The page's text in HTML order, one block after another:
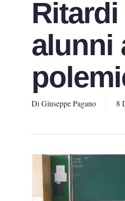
alunni
Di Giuseppe Pagano 8